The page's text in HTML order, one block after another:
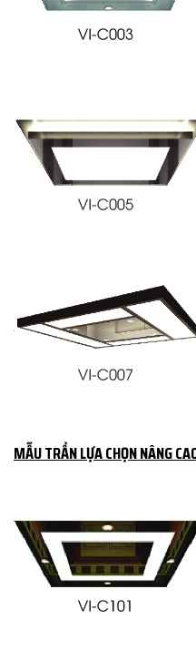
MẪU TRẦN LỰA CHỌN NÂNG